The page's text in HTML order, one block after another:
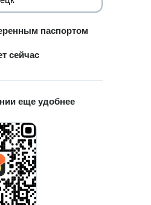
паспортом
сейчас
еще удобнее